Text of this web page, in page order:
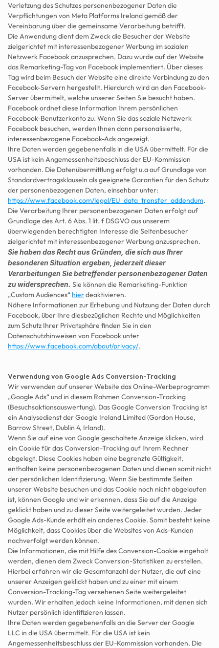
Verletzung des Schutzes personenbezogener Daten die
Verpflichtungen von Meta Platforms Ireland gemäß der
Vereinbarung über die gemeinsame Verarbeitung betrifft.
Die Anwendung dient dem Zweck die Besucher der Website
zielgerichtet mit interessenbezogener Werbung im sozialen
Netzwerk Facebook anzusprechen. Dazu wurde auf der Website
das Remarketing-Tag von Facebook implementiert. Über dieses
Tag wird beim Besuch der Website eine direkte Verbindung zu den
Facebook-Servern hergestellt. Hierdurch wird an den Facebook-
Server übermittelt, welche unserer Seiten Sie besucht haben.
Facebook ordnet diese Information Ihrem persönlichen
Facebook-Benutzerkonto zu. Wenn Sie das soziale Netzwerk
Facebook besuchen, werden Ihnen dann personalisierte,
interessenbezogene Facebook-Ads angezeigt.
Ihre Daten werden gegebenenfalls in die USA übermittelt. Für die
USA ist kein Angemessenheitsbeschluss der EU-Kommission
vorhanden. Die Datenübermittlung erfolgt u.a auf Grundlage von
Standardvertragsklauseln als geeignete Garantien für den Schutz
https://www.facebook.com/legal/EU_data_transfer_addendum.
Die Verarbeitung Ihrer personenbezogenen Daten erfolgt auf
Grundlage des Art. 6 Abs. 1 lit. f DSGVO aus unserem
überwiegenden berechtigten Interesse die Seitenbesucher
Sie haben das Recht aus Gründen, die sich aus Ihrer
besonderen Situation ergeben, jederzeit dieser
Verarbeitungen Sie betreffender personenbezogener Daten
zu widersprechen. Sie können die Remarketing-Funktion
„Custom Audiences“ hier deaktivieren.
Nähere Informationen zur Erhebung und Nutzung der Daten durch
Facebook, über Ihre diesbezüglichen Rechte und Möglichkeiten
zum Schutz Ihrer Privatsphäre finden Sie in den
https://www.facebook.com/about/privacy/.
Verwendung von Google Ads Conversion-Tracking
Wir verwenden auf unserer Website das Online-Werbeprogramm
„Google Ads“ und in diesem Rahmen Conversion-Tracking
(Besuchsaktionsauswertung). Das Google Conversion Tracking ist
ein Analysedienst der Google Ireland Limited (Gordon House,
Barrow Street, Dublin 4, Irland).
Wenn Sie auf eine von Google geschaltete Anzeige klicken, wird
ein Cookie für das Conversion-Tracking auf Ihrem Rechner
abgelegt. Diese Cookies haben eine begrenzte Gültigkeit,
enthalten keine personenbezogenen Daten und dienen somit nicht
der persönlichen Identifizierung. Wenn Sie bestimmte Seiten
unserer Website besuchen und das Cookie noch nicht abgelaufen
ist, können Google und wir erkennen, dass Sie auf die Anzeige
geklickt haben und zu dieser Seite weitergeleitet wurden. Jeder
Google Ads-Kunde erhält ein anderes Cookie. Somit besteht keine
Möglichkeit, dass Cookies über die Websites von Ads-Kunden
nachverfolgt werden können.
Die Informationen, die mit Hilfe des Conversion-Cookie eingeholt
werden, dienen dem Zweck Conversion-Statistiken zu erstellen.
Hierbei erfahren wir die Gesamtanzahl der Nutzer, die auf eine
unserer Anzeigen geklickt haben und zu einer mit einem
Conversion-Tracking-Tag versehenen Seite weitergeleitet
wurden. Wir erhalten jedoch keine Informationen, mit denen sich
Nutzer persönlich identifizieren lassen.
Ihre Daten werden gegebenenfalls an die Server der Google
LLC in die USA übermittelt. Für die USA ist kein
Angemessenheitsbeschluss der EU-Kommission vorhanden. Die